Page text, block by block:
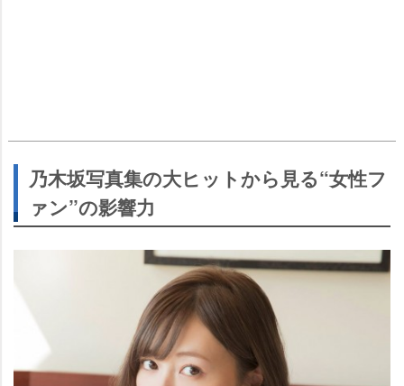
乃木坂写真集の大ヒットから見る“女性フ
ァン”の影響力